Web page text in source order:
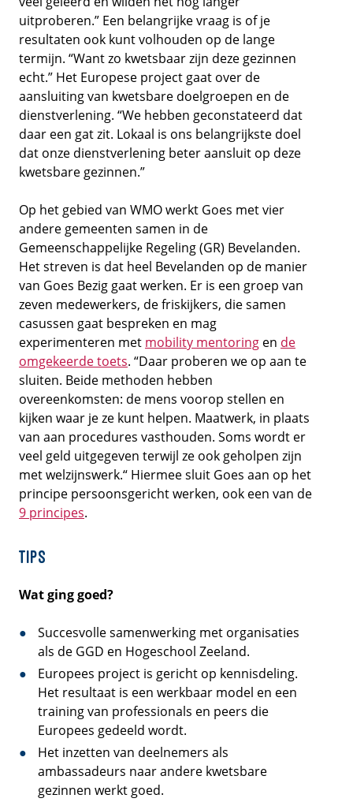
uitproberen.” Een belangrijke vraag is of je
resultaten ook kunt volhouden op de lange
termijn. “Want zo kwetsbaar zijn deze gezinnen
echt.” Het Europese project gaat over de
aansluiting van kwetsbare doelgroepen en de
dienstverlening. “We hebben geconstateerd dat
daar een gat zit. Lokaal is ons belangrijkste doel
dat onze dienstverlening beter aansluit op deze
kwetsbare gezinnen.”
Op het gebied van WMO werkt Goes met vier
andere gemeenten samen in de
Gemeenschappelijke Regeling (GR) Bevelanden.
Het streven is dat heel Bevelanden op de manier
van Goes Bezig gaat werken. Er is een groep van
zeven medewerkers, de friskijkers, die samen
casussen gaat bespreken en mag
experimenteren met mobility mentoring en de
omgekeerde toets. “Daar proberen we op aan te
sluiten. Beide methoden hebben
overeenkomsten: de mens voorop stellen en
kijken waar je ze kunt helpen. Maatwerk, in plaats
van aan procedures vasthouden. Soms wordt er
veel geld uitgegeven terwijl ze ook geholpen zijn
met welzijnswerk.“ Hiermee sluit Goes aan op het
principe persoonsgericht werken, ook een van de
9 principes.
Tips
Wat ging goed?
Succesvolle samenwerking met organisaties
als de GGD en Hogeschool Zeeland.
Europees project is gericht op kennisdeling.
Het resultaat is een werkbaar model en een
training van professionals en peers die
Europees gedeeld wordt.
Het inzetten van deelnemers als
ambassadeurs naar andere kwetsbare
gezinnen werkt goed.